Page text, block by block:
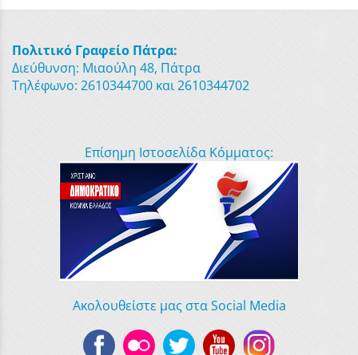
Πολιτικό Γραφείο Πάτρα:
Διεύθυνση: Μιαούλη 48, Πάτρα
Τηλέφωνο: 2610344700 και 2610344702
Επίσημη Ιστοσελίδα Κόμματος:
Ακολουθείστε μας στα Social Media